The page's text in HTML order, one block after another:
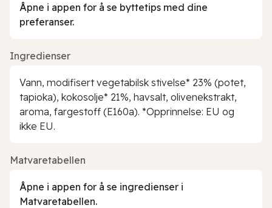
Åpne i appen for å se byttetips med dine
preferanser.
Ingredienser
Vann, modifisert vegetabilsk stivelse* 23% (potet,
tapioka), kokosolje* 21%, havsalt, olivenekstrakt,
aroma, fargestoff (E160a). *Opprinnelse: EU og
ikke EU.
Matvaretabellen
Åpne i appen for å se ingredienser i
Matvaretabellen.